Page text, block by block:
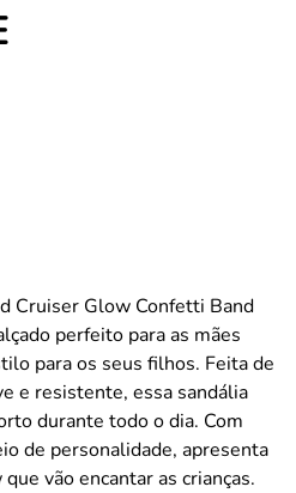
Cruiser Glow Confetti Band
perfeito para as mães
para os seus filhos. Feita de
e resistente, essa sandália
durante todo o dia. Com
de personalidade, apresenta
vão encantar as crianças.